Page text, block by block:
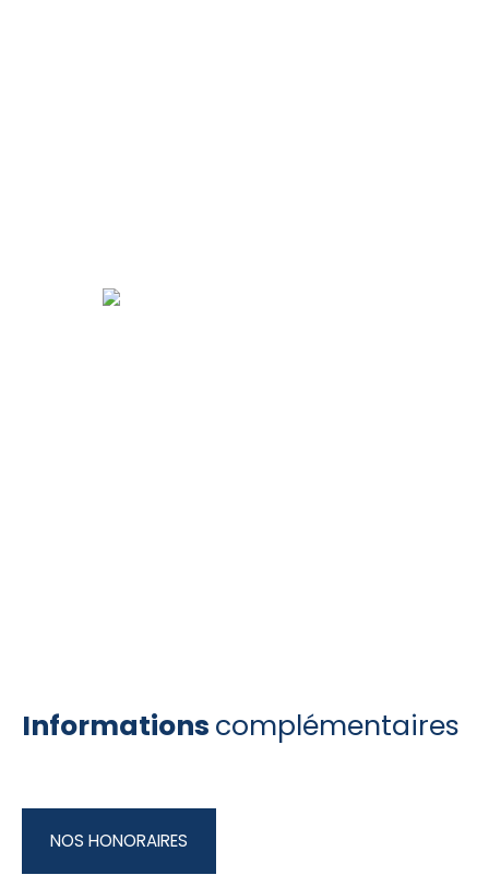
Informations complémentaires
NOS HONORAIRES